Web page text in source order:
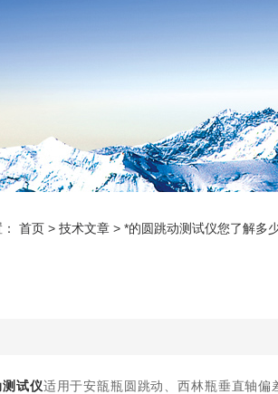
首页 > 技术文章 > *的圆跳动测试仪您了解多
测试仪适用于安瓿瓶圆跳动、西林瓶垂直轴